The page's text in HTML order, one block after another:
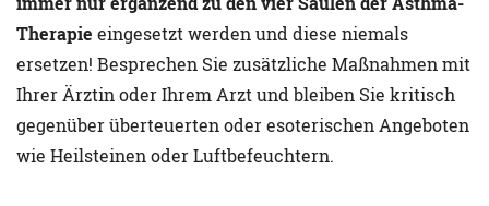
Therapie eingesetzt werden und diese niemals
ersetzen! Besprechen Sie zusätzliche Maßnahmen mit
Ihrer Ärztin oder Ihrem Arzt und bleiben Sie kritisch
gegenüber überteuerten oder esoterischen Angeboten
wie Heilsteinen oder Luftbefeuchtern.